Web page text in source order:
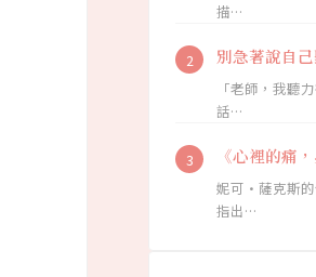
描…
別急著說自
「老師，我聽
話…
《心裡的痛
妮可·薩克斯的
指出…